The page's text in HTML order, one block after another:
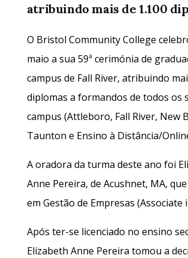
atribuindo mais de 1.100
O Bristol Community College
maio a sua 59ª cerimónia de
campus de Fall River, atribuindo
diplomas a formandos de todos os
campus (Attleboro, Fall River, New
Taunton e Ensino à Distância/
A oradora da turma deste ano foi
Anne Pereira, de Acushnet, MA,
em Gestão de Empresas (Associate
Após ter-se licenciado no ensino
Elizabeth Anne Pereira tomou a